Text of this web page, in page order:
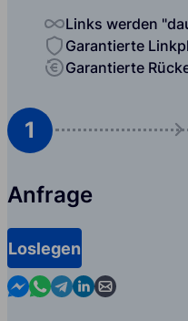
Links werden
Garantierte
Garantierte
1
Anfrage
Loslegen
Contact us in Messenger
Contact us in WhatsApp
Contact us in
Contact us in
Contact us by